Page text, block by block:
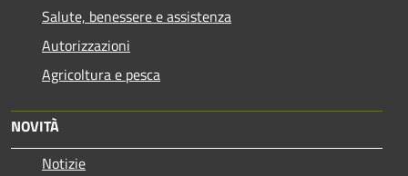
Salute, benessere e assistenza
Autorizzazioni
Agricoltura e pesca
NOVITÀ
Notizie